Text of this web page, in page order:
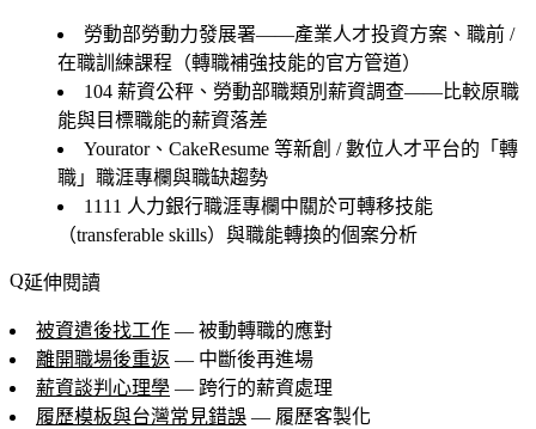
勞動部勞動力發展署——產業人才投資方案、職前 /
在職訓練課程（轉職補強技能的官方管道）
104 薪資公秤、勞動部職類別薪資調查——比較原職
能與目標職能的薪資落差
Yourator、CakeResume 等新創 / 數位人才平台的「轉
職」職涯專欄與職缺趨勢
1111 人力銀行職涯專欄中關於可轉移技能
（transferable skills）與職能轉換的個案分析
延伸閱讀
被資遣後找工作 — 被動轉職的應對
離開職場後重返 — 中斷後再進場
薪資談判心理學 — 跨行的薪資處理
履歷模板與台灣常見錯誤 — 履歷客製化